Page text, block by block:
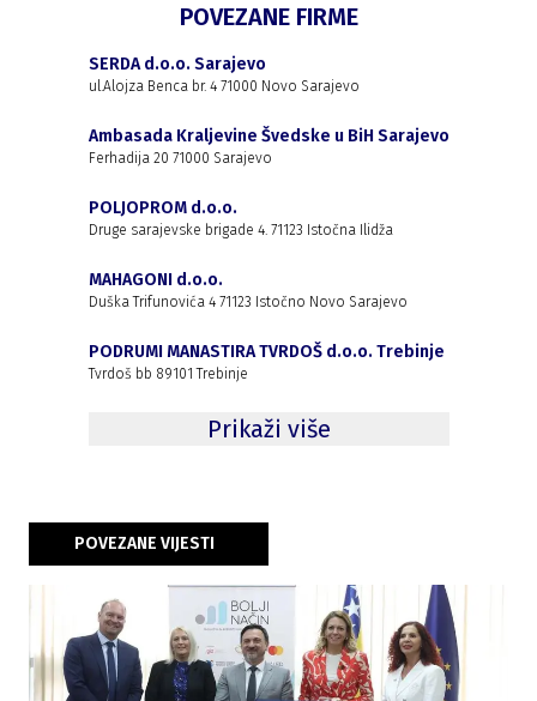
POVEZANE FIRME
SERDA d.o.o. Sarajevo
ul.Alojza Benca br. 4 71000 Novo Sarajevo
Ambasada Kraljevine Švedske u BiH Sarajevo
Ferhadija 20 71000 Sarajevo
POLJOPROM d.o.o.
Druge sarajevske brigade 4. 71123 Istočna Ilidža
MAHAGONI d.o.o.
Duška Trifunovića 4 71123 Istočno Novo Sarajevo
PODRUMI MANASTIRA TVRDOŠ d.o.o. Trebinje
Tvrdoš bb 89101 Trebinje
Prikaži više
POVEZANE VIJESTI